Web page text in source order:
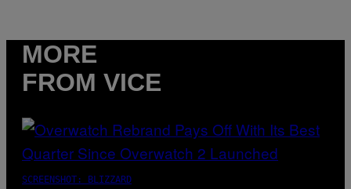
MORE
FROM VICE
SCREENSHOT: BLIZZARD